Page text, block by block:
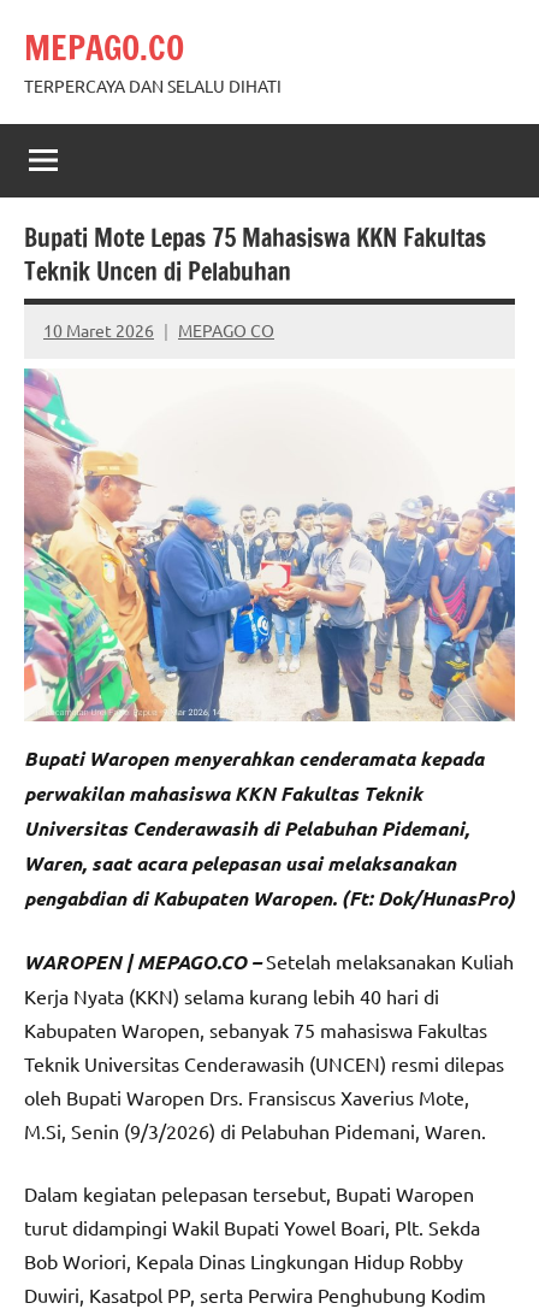
content
MEPAGO.CO
TERPERCAYA DAN SELALU DIHATI
Bupati Mote Lepas 75 Mahasiswa KKN Fakultas
Teknik Uncen di Pelabuhan
10 Maret 2026 MEPAGO CO
No
comments
Bupati Waropen menyerahkan cenderamata kepada
perwakilan mahasiswa KKN Fakultas Teknik
Universitas Cenderawasih di Pelabuhan Pidemani,
Waren, saat acara pelepasan usai melaksanakan
pengabdian di Kabupaten Waropen. (Ft: Dok/HunasPro)
WAROPEN | MEPAGO.CO – Setelah melaksanakan Kuliah
Kerja Nyata (KKN) selama kurang lebih 40 hari di
Kabupaten Waropen, sebanyak 75 mahasiswa Fakultas
Teknik Universitas Cenderawasih (UNCEN) resmi dilepas
oleh Bupati Waropen Drs. Fransiscus Xaverius Mote,
M.Si, Senin (9/3/2026) di Pelabuhan Pidemani, Waren.
Dalam kegiatan pelepasan tersebut, Bupati Waropen
turut didampingi Wakil Bupati Yowel Boari, Plt. Sekda
Bob Woriori, Kepala Dinas Lingkungan Hidup Robby
Duwiri, Kasatpol PP, serta Perwira Penghubung Kodim